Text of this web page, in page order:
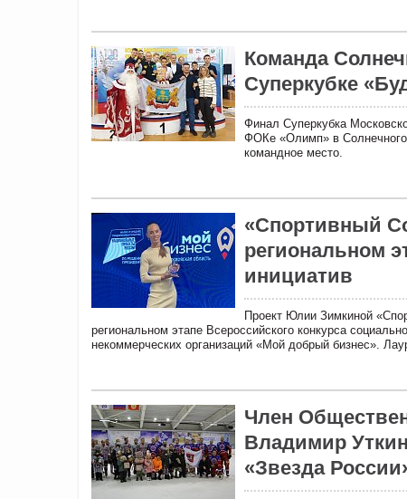
Команда
Суперкубке
Финал Суперкубка
ФОКе «Олимп» в
командное место.
«Спортивный
региональном
инициатив
Проект Юлии Зимкиной
региональном этапе Всероссийского конкурса
некоммерческих организаций «Мой добрый бизнес».
Член
Владимир
«Звезда